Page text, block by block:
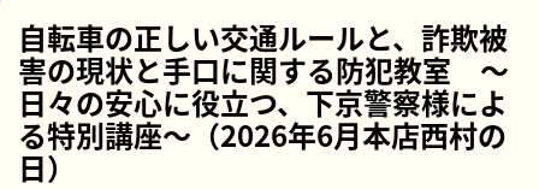
自転車の正しい交通ルールと、詐欺被
害の現状と手口に関する防犯教室 ～
日々の安心に役立つ、下京警察様によ
る特別講座～（2026年6月本店西村の
日）